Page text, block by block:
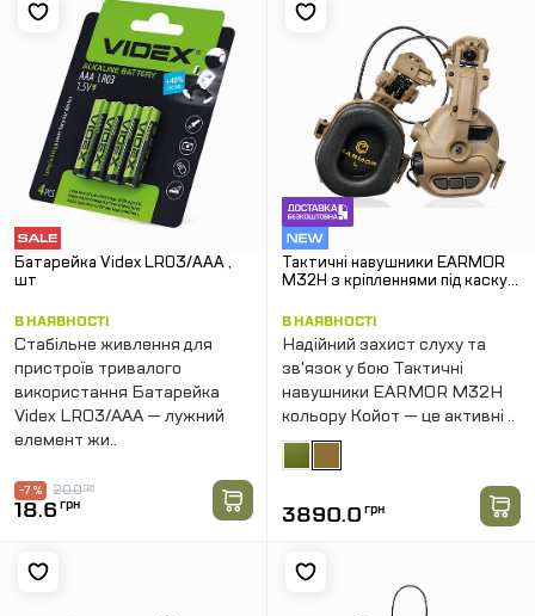
Батарейка Videx LR03/AAA ,
шт
В НАЯВНОСТІ
Стабільне живлення для
пристроїв тривалого
використання Батарейка
Videx LR03/AAA — лужний
елемент жи..
20.0грн
-7 %
18.6 грн
Тактичні навушники EARMOR
M32H з кріпленнями під каску
В НАЯВНОСТІ
Надійний захист слуху та
зв'язок у бою Тактичні
навушники EARMOR M32H
кольору Койот — це активні ..
3890.0 грн